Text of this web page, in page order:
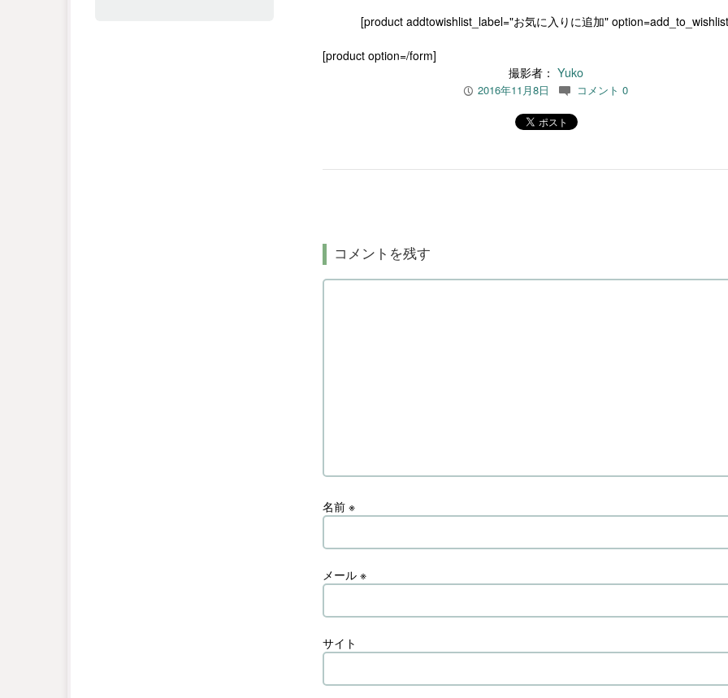
[product addtowishlist_label="お気に入りに追加"
[product option=/form]
撮影者： Yuko
P 2016年11月8日 c コメント 0
コメントを残す
名前 ※
メール ※
サイト